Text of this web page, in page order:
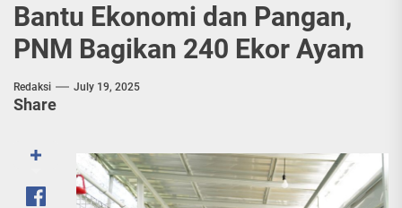
Bantu Ekonomi dan Pangan,
PNM Bagikan 240 Ekor Ayam
Redaksi July 19, 2025
Share